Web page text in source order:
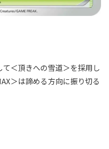
＜頂きへの雪道＞を採用し
＞は諦める方向に振り切る